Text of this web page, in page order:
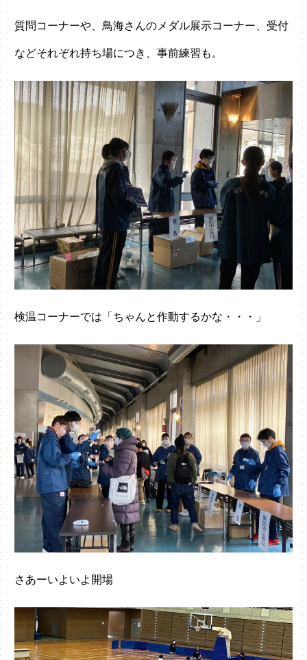
質問コーナーや、鳥海さんのメダル展示コーナー、受付
などそれぞれ持ち場につき、事前練習も。
検温コーナーでは「ちゃんと作動するかな・・・」
さあーいよいよ開場